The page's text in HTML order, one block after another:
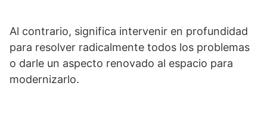
Al contrario, significa intervenir en profundidad
para resolver radicalmente todos los problemas
o darle un aspecto renovado al espacio para
modernizarlo.